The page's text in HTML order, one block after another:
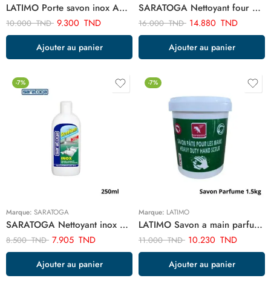
LATIMO Porte savon inox ART03463
10.000TND 9.300 TND
Ajouter au panier
SARATOGA Nettoyant four 500ml ART03422
16.000TND 14.880 TND
Ajouter au panier
-7%
Marque: SARATOGA
SARATOGA Nettoyant inox 250ml ART03421
8.500TND 7.905 TND
Ajouter au panier
-7%
Marque: LATIMO
LATIMO Savon a main parfume 1.5kg ART03535
11.000TND 10.230 TND
Ajouter au panier